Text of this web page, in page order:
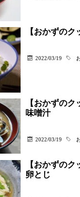
【おかずの
2022/03/19
【おかずの
味噌汁
2022/03/19
【おかずの
卵とじ